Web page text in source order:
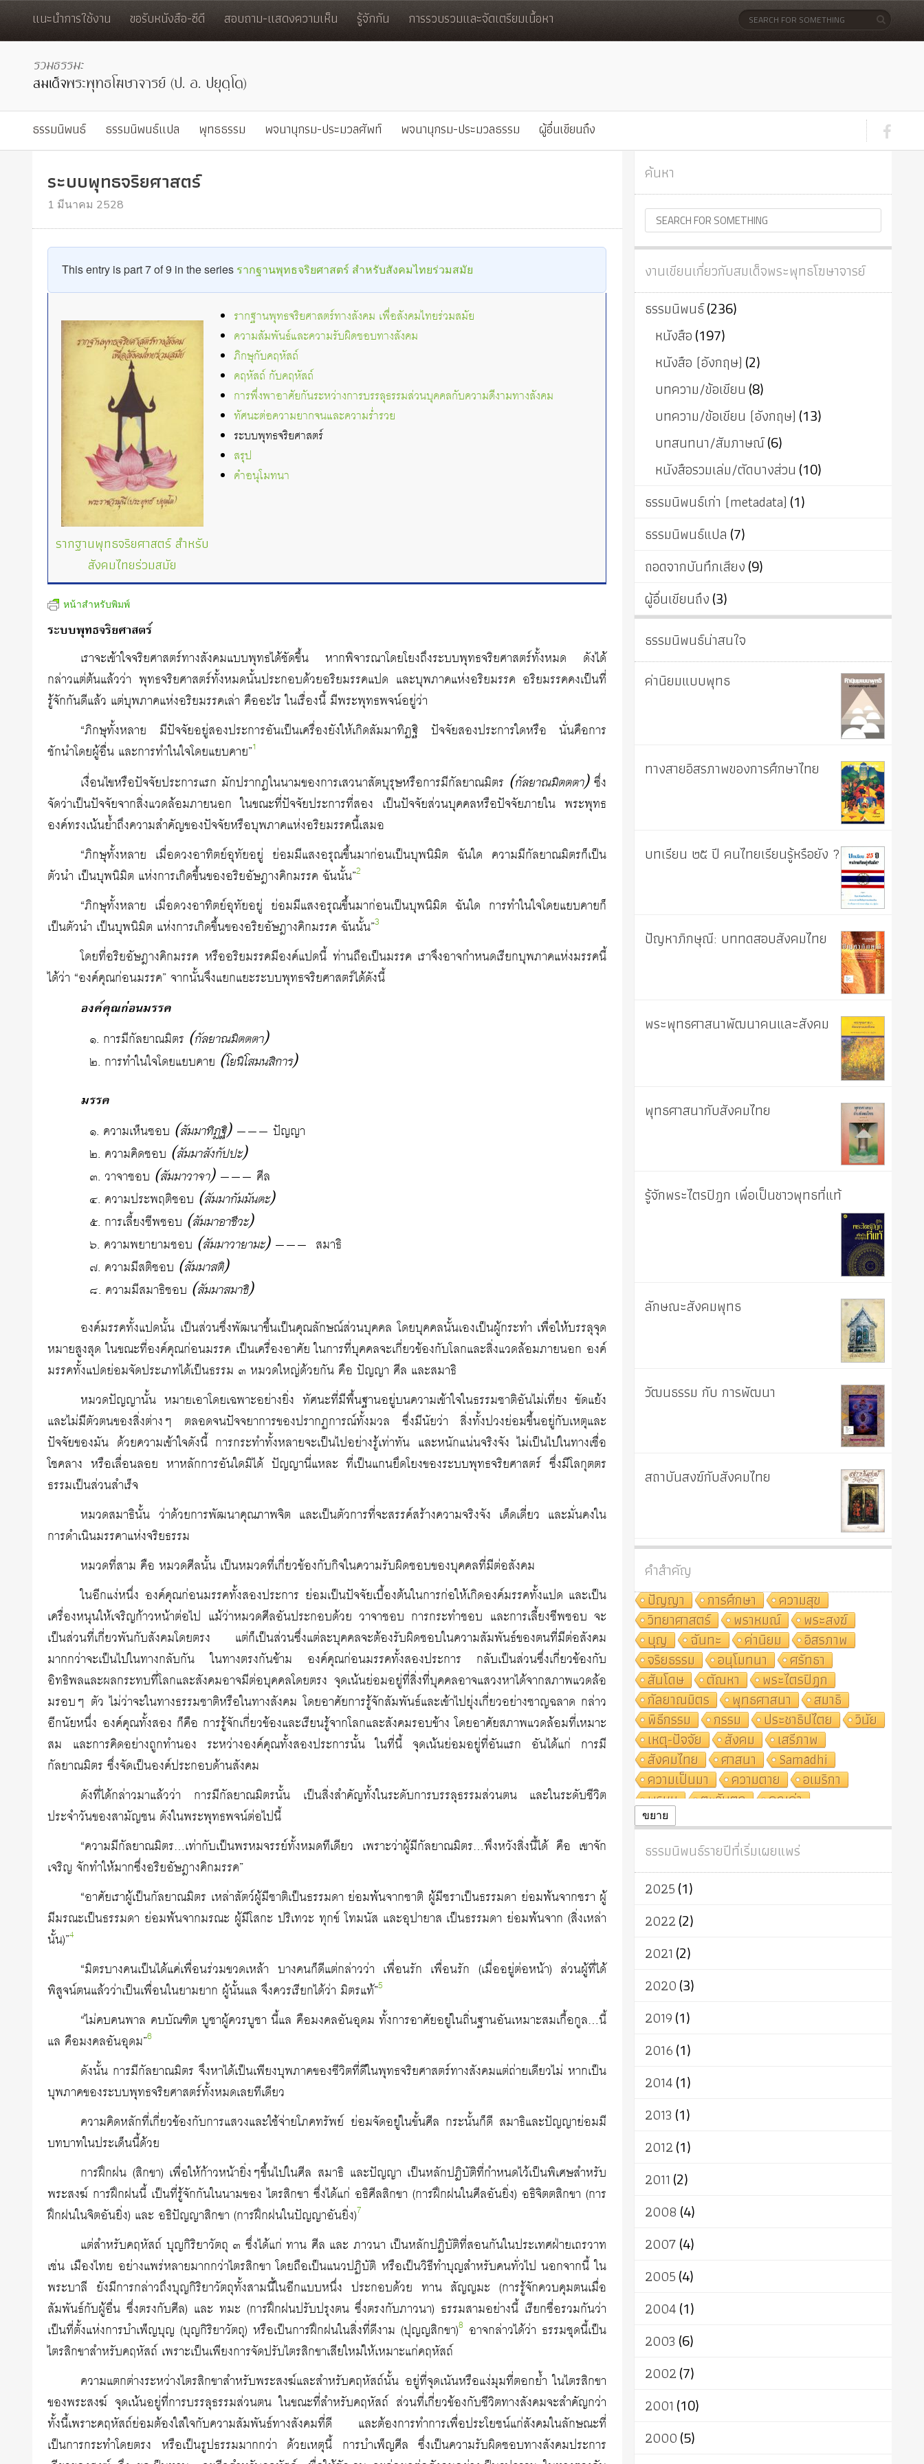
แนะนำการใช้งาน ขอรับหนังสือ-ซีดี สอบถาม-แสดงความเห็น รู้จักกัน การรวบรวมและจัดเตรียมเนื้อหา
ธรรมนิพนธ์ ธรรมนิพนธ์แปล พุทธธรรม พจนานุกรม-ประมวลศัพท์ พจนานุกรม-ประมวลธรรม ผู้อื่นเขียนถึง
ระบบพุทธจริยศาสตร์
1 มีนาคม 2528
This entry is part 7 of 9 in the series รากฐานพุทธจริยศาสตร์ สำหรับสังคมไทยร่วมสมัย
รากฐานพุทธจริยศาสตร์ สำหรับ
สังคมไทยร่วมสมัย
รากฐานพุทธจริยศาสตร์ทางสังคม เพื่อสังคมไทยร่วมสมัย
ความสัมพันธ์และความรับผิดชอบทางสังคม
ภิกษุกับคฤหัสถ์
คฤหัสถ์ กับคฤหัสถ์
การพึ่งพาอาศัยกันระหว่างการบรรลุธรรมส่วนบุคคลกับความดีงามทางสังคม
ทัศนะต่อความยากจนและความร่ำรวย
ระบบพุทธจริยศาสตร์
สรุป
คำอนุโมทนา
หน้าสำหรับพิมพ์
ระบบพุทธจริยศาสตร์
เราจะเข้าใจจริยศาสตร์ทางสังคมแบบพุทธได้ชัดขึ้น หากพิจารณาโดยโยงถึงระบบพุทธจริยศาสตร์ทั้งหมด ดังได้
กล่าวแต่ต้นแล้วว่า พุทธจริยศาสตร์ทั้งหมดนั้นประกอบด้วยอริยมรรคแปด และบุพภาคแห่งอริยมรรค อริยมรรคคงเป็นที่
รู้จักกันดีแล้ว แต่บุพภาคแห่งอริยมรรคเล่า คืออะไร ในเรื่องนี้ มีพระพุทธพจน์อยู่ว่า
“ภิกษุทั้งหลาย มีปัจจัยอยู่สองประการอันเป็นเครื่องยังให้เกิดสัมมาทิฏฐิ ปัจจัยสองประการใดหรือ นั่นคือการ
ชักนำโดยผู้อื่น และการทำในใจโดยแยบคาย”1
เงื่อนไขหรือปัจจัยประการแรก มักปรากฏในนามของการเสวนาสัตบุรุษหรือการมีกัลยาณมิตร (กัลยาณมิตตตา)ซึ่ง
จัดว่าเป็นปัจจัยจากสิ่งแวดล้อมภายนอก ในขณะที่ปัจจัยประการที่สอง เป็นปัจจัยส่วนบุคคลหรือปัจจัยภายใน พระพุทธ
องค์ทรงเน้นย้ำถึงความสำคัญของปัจจัยหรือบุพภาคแห่งอริยมรรคนี้เสมอ
“ภิกษุทั้งหลาย เมื่อดวงอาทิตย์อุทัยอยู่ ย่อมมีแสงอรุณขึ้นมาก่อนเป็นบุพนิมิต ฉันใด ความมีกัลยาณมิตรก็เป็น
ตัวนำ เป็นบุพนิมิต แห่งการเกิดขึ้นของอริยอัษฎางคิกมรรค ฉันนั้น”2
“ภิกษุทั้งหลาย เมื่อดวงอาทิตย์อุทัยอยู่ ย่อมมีแสงอรุณขึ้นมาก่อนเป็นบุพนิมิต ฉันใด การทำในใจโดยแยบคายก็
เป็นตัวนำ เป็นบุพนิมิต แห่งการเกิดขึ้นของอริยอัษฎางคิกมรรค ฉันนั้น”3
โดยที่อริยอัษฎางคิกมรรค หรืออริยมรรคมีองค์แปดนี้ ท่านถือเป็นมรรค เราจึงอาจกำหนดเรียกบุพภาคแห่งมรรคนี้
ได้ว่า “องค์คุณก่อนมรรค” จากนั้นจึงแยกแยะระบบพุทธจริยศาสตร์ได้ดังนี้
องค์คุณก่อนมรรค
๑. การมีกัลยาณมิตร (กัลยาณมิตตตา)
๒. การทำในใจโดยแยบคาย (โยนิโสมนสิการ)
มรรค
๑. ความเห็นชอบ (สัมมาทิฏฐิ)——— ปัญญา
๒. ความคิดชอบ (สัมมาสังกัปปะ)
๓. วาจาชอบ (สัมมาวาจา)——— ศีล
๔. ความประพฤติชอบ (สัมมากัมมันตะ)
๕. การเลี้ยงชีพชอบ (สัมมาอาชีวะ)
๖. ความพยายามชอบ (สัมมาวายามะ)——— สมาธิ
๗. ความมีสติชอบ (สัมมาสติ)
๘. ความมีสมาธิชอบ (สัมมาสมาธิ)
องค์มรรคทั้งแปดนั้น เป็นส่วนซึ่งพัฒนาขึ้นเป็นคุณลักษณ์ส่วนบุคคล โดยบุคคลนั้นเองเป็นผู้กระทำ เพื่อให้บรรลุจุด
หมายสูงสุด ในขณะที่องค์คุณก่อนมรรค เป็นเครื่องอาศัย ในการที่บุคคลจะเกี่ยวข้องกับโลกและสิ่งแวดล้อมภายนอก องค์
มรรคทั้งแปดย่อมจัดประเภทได้เป็นธรรม ๓ หมวดใหญ่ด้วยกัน คือ ปัญญา ศีล และสมาธิ
หมวดปัญญานั้น หมายเอาโดยเฉพาะอย่างยิ่ง ทัศนะที่มีพื้นฐานอยู่บนความเข้าใจในธรรมชาติอันไม่เที่ยง ขัดแย้ง
และไม่มีตัวตนของสิ่งต่างๆ ตลอดจนปัจจยาการของปรากฏการณ์ทั้งมวล ซึ่งมีนัยว่า สิ่งทั้งปวงย่อมขึ้นอยู่กับเหตุและ
ปัจจัยของมัน ด้วยความเข้าใจดังนี้ การกระทำทั้งหลายจะเป็นไปอย่างรู้เท่าทัน และหนักแน่นจริงจัง ไม่เป็นไปในทางเชื่อ
โชคลาง หรือเลื่อนลอย หาหลักการอันใดมิได้ ปัญญานี่แหละ ที่เป็นแกนยึดโยงของระบบพุทธจริยศาสตร์ ซึ่งมีโลกุตตร
ธรรมเป็นส่วนสำเร็จ
หมวดสมาธินั้น ว่าด้วยการพัฒนาคุณภาพจิต และเป็นตัวการที่จะสรรค์สร้างความจริงจัง เด็ดเดี่ยว และมั่นคงใน
การดำเนินมรรคาแห่งจริยธรรม
หมวดที่สาม คือ หมวดศีลนั้น เป็นหมวดที่เกี่ยวข้องกับกิจในความรับผิดชอบของบุคคลที่มีต่อสังคม
ในอีกแง่หนึ่ง องค์คุณก่อนมรรคทั้งสองประการ ย่อมเป็นปัจจัยเบื้องต้นในการก่อให้เกิดองค์มรรคทั้งแปด และเป็น
เครื่องหนุนให้เจริญก้าวหน้าต่อไป แม้ว่าหมวดศีลอันประกอบด้วย วาจาชอบ การกระทำชอบ และการเลี้ยงชีพชอบ จะ
เป็นส่วนที่เกี่ยวพันกับสังคมโดยตรง แต่ก็เป็นส่วนซึ่งแต่ละบุคคลจะต้องรับผิดชอบในความสัมพันธ์ของตนที่มีต่อสังคม
มากกว่าจะเป็นไปในทางกลับกัน ในทางตรงกันข้าม องค์คุณก่อนมรรคทั้งสองประการ กลับเป็นส่วนซึ่งเกี่ยวข้องกับ
อิทธิพลและผลกระทบที่โลกและสังคมอาจมีต่อบุคคลโดยตรง จุดเน้นย่อมอยู่ที่สิ่งที่บุคคลอาจแสวงหาได้จากสภาพแวดล้อ
มรอบๆ ตัว ไม่ว่าจะในทางธรรมชาติหรือในทางสังคม โดยอาศัยการรู้จักสัมพันธ์และเข้าไปยุ่งเกี่ยวอย่างชาญฉลาด กล่าว
อีกนัยหนึ่ง องค์คุณทั้งสอง ก็คือ การรู้จักเกี่ยวข้องและเรียนรู้จากโลกและสังคมรอบข้าง โดยอาศัยสภาพแวดล้อมที่เหมาะ
สม และการคิดอย่างถูกทำนอง ระหว่างองค์คุณทั้งสองประการนั้น ในที่นี้ จุดเน้นย่อมอยู่ที่อันแรก อันได้แก่ การมี
กัลยาณมิตร ซึ่งจัดเป็นองค์ประกอบด้านสังคม
ดังที่ได้กล่าวมาแล้วว่า การมีกัลยาณมิตรนั้น เป็นสิ่งสำคัญทั้งในระดับการบรรลุธรรมส่วนตน และในระดับชีวิต
ประจำวันของสามัญชน ดังในพระพุทธพจน์ต่อไปนี้
“ความมีกัลยาณมิตร…เท่ากับเป็นพรหมจรรย์ทั้งหมดทีเดียว เพราะว่าผู้มีกัลยาณมิตร…พึงหวังสิ่งนี้ได้ คือ เขาจัก
เจริญ จักทำให้มากซึ่งอริยอัษฎางคิกมรรค”
“อาศัยเราผู้เป็นกัลยาณมิตร เหล่าสัตว์ผู้มีชาติเป็นธรรมดา ย่อมพ้นจากชาติ ผู้มีชราเป็นธรรมดา ย่อมพ้นจากชรา ผู้
มีมรณะเป็นธรรมดา ย่อมพ้นจากมรณะ ผู้มีโสกะ ปริเทวะ ทุกข์ โทมนัส และอุปายาส เป็นธรรมดา ย่อมพ้นจาก (สิ่งเหล่า
นั้น)”4
“มิตรบางคนเป็นได้แค่เพื่อนร่วมขวดเหล้า บางคนก็ดีแต่กล่าวว่า เพื่อนรัก เพื่อนรัก (เมื่ออยู่ต่อหน้า) ส่วนผู้ที่ได้
พิสูจน์ตนแล้วว่าเป็นเพื่อนในยามยาก ผู้นั้นแล จึงควรเรียกได้ว่า มิตรแท้”5
“ไม่คบคนพาล คบบัณฑิต บูชาผู้ควรบูชา นี้แล คือมงคลอันอุดม ทั้งการอาศัยอยู่ในถิ่นฐานอันเหมาะสมเกื้อกูล…นี้
แล คือมงคลอันอุดม”6
ดังนั้น การมีกัลยาณมิตร จึงหาได้เป็นเพียงบุพภาคของชีวิตที่ดีในพุทธจริยศาสตร์ทางสังคมแต่ถ่ายเดียวไม่ หากเป็น
บุพภาคของระบบพุทธจริยศาสตร์ทั้งหมดเลยทีเดียว
ความคิดหลักที่เกี่ยวข้องกับการแสวงและใช้จ่ายโภคทรัพย์ ย่อมจัดอยู่ในขั้นศีล กระนั้นก็ดี สมาธิและปัญญาย่อมมี
บทบาทในประเด็นนี้ด้วย
การฝึกฝน (สิกขา) เพื่อให้ก้าวหน้ายิ่งๆขึ้นไปในศีล สมาธิ และปัญญา เป็นหลักปฏิบัติที่กำหนดไว้เป็นพิเศษสำหรับ
พระสงฆ์ การฝึกฝนนี้ เป็นที่รู้จักกันในนามของ ไตรสิกขา ซึ่งได้แก่ อธิศีลสิกขา (การฝึกฝนในศีลอันยิ่ง) อธิจิตตสิกขา (การ
ฝึกฝนในจิตอันยิ่ง) และ อธิปัญญาสิกขา (การฝึกฝนในปัญญาอันยิ่ง)7
แต่สำหรับคฤหัสถ์ บุญกิริยาวัตถุ ๓ ซึ่งได้แก่ ทาน ศีล และ ภาวนา เป็นหลักปฏิบัติที่สอนกันในประเทศฝ่ายเถรวาท
เช่น เมืองไทย อย่างแพร่หลายมากกว่าไตรสิกขา โดยถือเป็นแนวปฏิบัติ หรือเป็นวิธีทำบุญสำหรับคนทั่วไป นอกจากนี้ ใน
พระบาลี ยังมีการกล่าวถึงบุญกิริยาวัตถุทั้งสามนี้ในอีกแบบหนึ่ง ประกอบด้วย ทาน สัญญมะ (การรู้จักควบคุมตนเมื่อ
สัมพันธ์กับผู้อื่น ซึ่งตรงกับศีล) และ ทมะ (การฝึกฝนปรับปรุงตน ซึ่งตรงกับภาวนา) ธรรมสามอย่างนี้ เรียกชื่อรวมกันว่า
เป็นที่ตั้งแห่งการบำเพ็ญบุญ (บุญกิริยาวัตถุ) หรือเป็นการฝึกฝนในสิ่งที่ดีงาม (ปุญญสิกขา)8 อาจกล่าวได้ว่า ธรรมชุดนี้เป็น
ไตรสิกขาสำหรับคฤหัสถ์ เพราะเป็นเพียงการจัดปรับไตรสิกขาเสียใหม่ให้เหมาะแก่คฤหัสถ์
ความแตกต่างระหว่างไตรสิกขาสำหรับพระสงฆ์และสำหรับคฤหัสถ์นั้น อยู่ที่จุดเนันหรือแง่มุมที่ตอกย้ำ ในไตรสิกขา
ของพระสงฆ์ จุดเน้นอยู่ที่การบรรลุธรรมส่วนตน ในขณะที่สำหรับคฤหัสถ์ ส่วนที่เกี่ยวข้องกับชีวิตทางสังคมจะสำคัญกว่า
ทั้งนี้เพราะคฤหัสถ์ย่อมต้องใส่ใจกับความสัมพันธ์ทางสังคมที่ดี และต้องการทำการเพื่อประโยชน์แก่สังคมในลักษณะที่
เป็นการกระทำโดยตรง หรือเป็นรูปธรรมมากกว่า ด้วยเหตุนี้ การบำเพ็ญศีล ซึ่งเป็นความรับผิดชอบทางสังคมประการ
ค้นหา
งานเขียนเกี่ยวกับสมเด็จพระพุทธโฆษาจารย์
ธรรมนิพนธ์(236)
หนังสือ(197)
หนังสือ (อังกฤษ) (2)
บทความ/ข้อเขียน (8)
บทความ/ข้อเขียน (อังกฤษ) (13)
บทสนทนา/สัมภาษณ์(6)
หนังสือรวมเล่ม/ตัดบางส่วน (10)
ธรรมนิพนธ์เก่า (metadata) (1)
ธรรมนิพนธ์แปล (7)
ถอดจากบันทึกเสียง(9)
ผู้อื่นเขียนถึง(3)
ธรรมนิพนธ์น่าสนใจ
ค่านิยมแบบพุทธ
ทางสายอิสรภาพของการศึกษาไทย
บทเรียน ๒๕ ปี คนไทยเรียนรู้หรือยัง ?
ปัญหาภิกษุณี: บททดสอบสังคมไทย
พระพุทธศาสนาพัฒนาคนและสังคม
พุทธศาสนากับสังคมไทย
รู้จักพระไตรปิฎก เพื่อเป็นชาวพุทธที่แท้
ลักษณะสังคมพุทธ
วัฒนธรรม กับ การพัฒนา
สถาบันสงฆ์กับสังคมไทย
คำสำคัญ
ปัญญา
การศึกษา
ความสุข
วิทยาศาสตร์
พราหมณ์
พระสงฆ์
บุญ
ฉันทะ ค่านิยม
อิสรภาพ
จริยธรรม
อนุโมทนา
ศรัทธา
สันโดษ
ตัณหา
พระไตรปิฎก
กัลยาณมิตร
พุทธศาสนา
สมาธิ
พิธีกรรม
กรรม ประชาธิปไตย
วินัย
เหตุ-ปัจจัย
สังคม
เสรีภาพ
สังคมไทย
ศาสนา
Samādhi
ความเป็นมา
ความตาย
อเมริกา
พรหม
ตะวันตก
คุณค่า
ปฏิจจสมุปบาท
ศาสนาประจำชาติ
ผู้บริโภค
ธรรมาธิปไตย
การแยกรัฐกับศาสนา
ธรรมชาติ
เทคโนโลยี
พุทธบริษัท
วัฒนธรรม
ขยาย
ธรรมนิพนธ์รายปีที่เริ่มเผยแพร่
2025(1)
2022(2)
2021 (2)
2020(3)
2019(1)
2016(1)
2014(1)
2013 (1)
2012(1)
2011 (2)
2008 (4)
2007(4)
2005(4)
2004(1)
2003 (6)
2002(7)
2001 (10)
2000(5)